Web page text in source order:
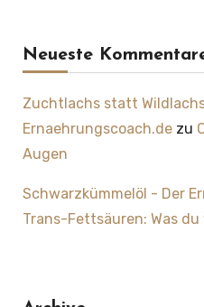
Neueste
Zuchtlachs statt
Ernaehrungscoach.dezu
Augen
Schwarzkümmelöl - Der
Trans-Fettsäuren: Was